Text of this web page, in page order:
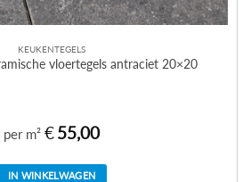
KEUKENTEGELS
vloertegels antraciet 20×20
per m² €55,00
IN WINKELWAGEN